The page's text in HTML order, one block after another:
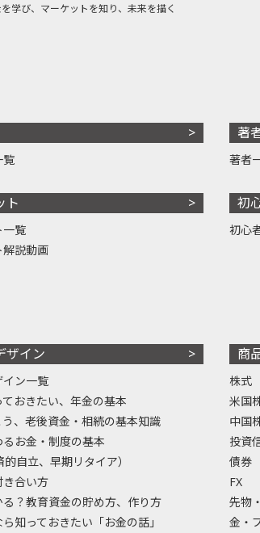
学び、マーケットを知り、未来を描く
覧
ト
一覧
解説動画
著
著者
初
初心
ザイン
イン一覧
おきたい、年金の基本
、老後資金・相続の基本知識
お金・制度の基本
的自立、早期リタイア）
合い方
る？教育資金の貯め方、作り方
知っておきたい「お金の話」
商
株式
米国
中国
投資
債券
FX
先物
金・